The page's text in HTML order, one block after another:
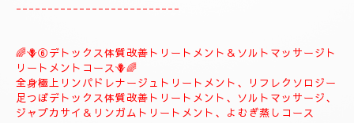
🪻🌺⑤❖♡ナチュラルトリートメントコース❖♡🌺🪻
ント致します、体質改善足つぼリフレクソロジーデトックストリ
ートメント疲労回復トリートメントアロマトリートメント致しま
す。
９０分￥20000
１２０分¥25000⇒おすすめ致します。